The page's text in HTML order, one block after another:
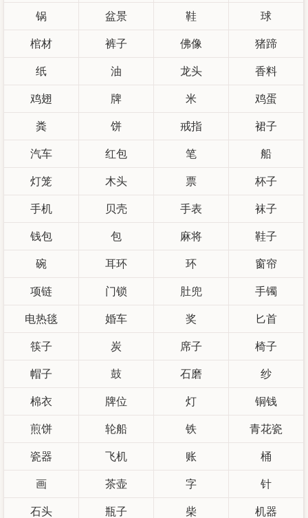
锅 盆景 鞋 球
棺材 裤子 佛像 猪蹄
纸 油 龙头 香料
鸡翅 牌 米 鸡蛋
粪 饼 戒指 裙子
汽车 红包 笔 船
灯笼 木头 票 杯子
手机 贝壳 手表 袜子
钱包 包 麻将 鞋子
碗 耳环 环 窗帘
项链 门锁 肚兜 手镯
电热毯 婚车 奖 匕首
筷子 炭 席子 椅子
帽子 鼓 石磨 纱
棉衣 牌位 灯 铜钱
煎饼 轮船 铁 青花瓷
瓷器 飞机 账 桶
画 茶壶 字 针
石头 瓶子 柴 机器